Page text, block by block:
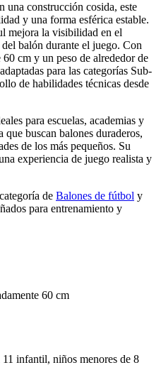
una construcción cosida, este
y una forma esférica estable.
mejora la visibilidad en el
balón durante el juego. Con
cm y un peso de alrededor de
para las categorías Sub-
de habilidades técnicas desde
para escuelas, academias y
que buscan balones duraderos,
de los más pequeños. Su
experiencia de juego realista y
de Balones de fútbol y
para entrenamiento y
60 cm
infantil, niños menores de 8